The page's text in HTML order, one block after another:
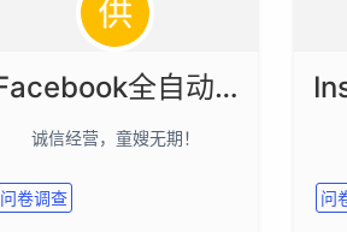
Facebook全自动注册账号 4.8版本【邮箱注册】
诚信经营，童嫂无期！
问卷调查 问